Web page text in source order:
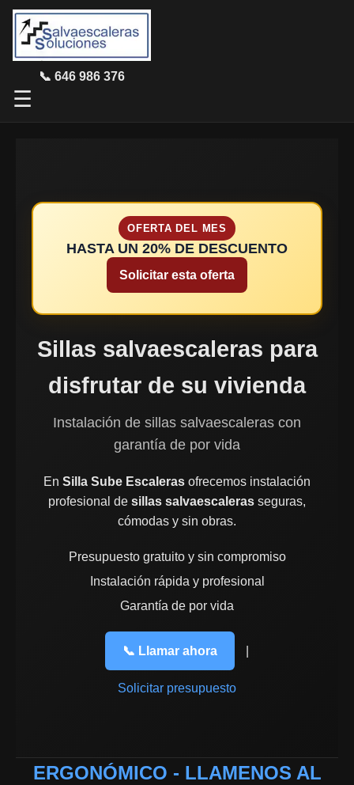
📞 646 986 376
☰
OFERTA DEL MES
HASTA UN 20% DE DESCUENTO
Solicitar esta oferta
Sillas salvaescaleras para
disfrutar de su vivienda
Instalación de sillas salvaescaleras con
garantía de por vida
En Silla Sube Escaleras ofrecemos instalación
profesional de sillas salvaescaleras seguras,
cómodas y sin obras.
Presupuesto gratuito y sin compromiso
Instalación rápida y profesional
Garantía de por vida
📞 Llamar ahora
Solicitar presupuesto
ERGONÓMICO - LLAMENOS AL